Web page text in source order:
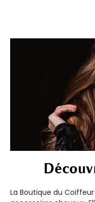
La Boutique du